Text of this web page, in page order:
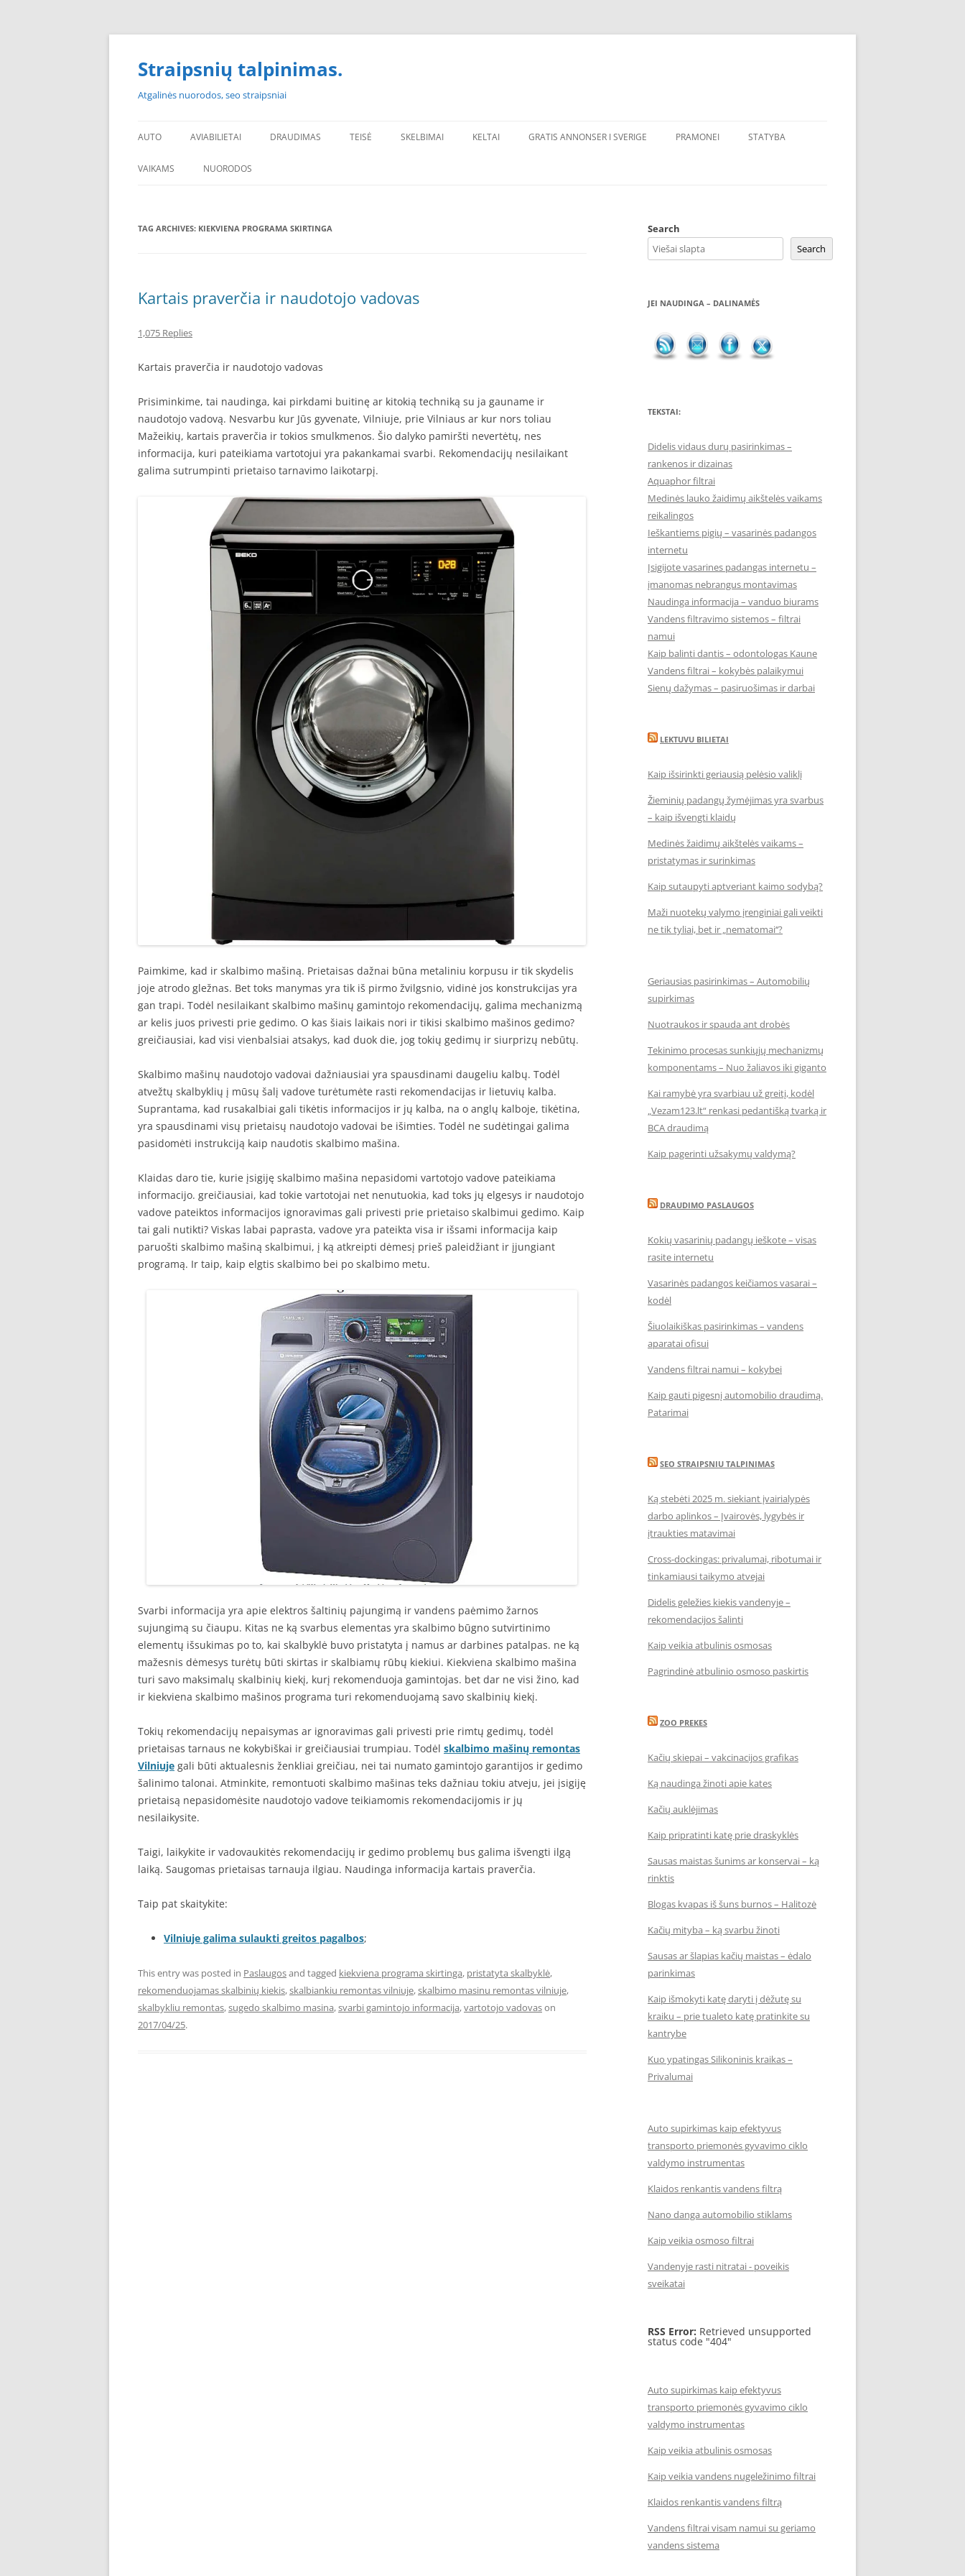
Skip
Straipsnių talpinimas.
Atgalinės nuorodos, seo straipsniai
AUTO AVIABILIETAI DRAUDIMAS TEISĖ SKELBIMAI KELTAI GRATIS ANNONSER I SVERIGE PRAMONEI STATYBA
VAIKAMS NUORODOS
PADANGOS PIGIAU
SEO STRAIPSNIU TALPINIMAS
TAG ARCHIVES: KIEKVIENA PROGRAMA SKIRTINGA
Kartais praverčia ir naudotojo vadovas
1,075 Replies
Kartais praverčia ir naudotojo vadovas
Prisiminkime, tai naudinga, kai pirkdami buitinę ar kitokią techniką su ja gauname ir
naudotojo vadovą. Nesvarbu kur Jūs gyvenate, Vilniuje, prie Vilniaus ar kur nors toliau
Mažeikių, kartais praverčia ir tokios smulkmenos. Šio dalyko pamiršti nevertėtų, nes
informacija, kuri pateikiama vartotojui yra pakankamai svarbi. Rekomendacijų nesilaikant
galima sutrumpinti prietaiso tarnavimo laikotarpį.
Paimkime, kad ir skalbimo mašiną. Prietaisas dažnai būna metaliniu korpusu ir tik skydelis
joje atrodo gležnas. Bet toks manymas yra tik iš pirmo žvilgsnio, vidinė jos konstrukcijas yra
gan trapi. Todėl nesilaikant skalbimo mašinų gamintojo rekomendacijų, galima mechanizmą
ar kelis juos privesti prie gedimo. O kas šiais laikais nori ir tikisi skalbimo mašinos gedimo?
greičiausiai, kad visi vienbalsiai atsakys, kad duok die, jog tokių gedimų ir siurprizų nebūtų.
Skalbimo mašinų naudotojo vadovai dažniausiai yra spausdinami daugeliu kalbų. Todėl
atvežtų skalbyklių į mūsų šalį vadove turėtumėte rasti rekomendacijas ir lietuvių kalba.
Suprantama, kad rusakalbiai gali tikėtis informacijos ir jų kalba, na o anglų kalboje, tikėtina,
yra spausdinami visų prietaisų naudotojo vadovai be išimties. Todėl ne sudėtingai galima
pasidomėti instrukciją kaip naudotis skalbimo mašina.
Klaidas daro tie, kurie įsigiję skalbimo mašina nepasidomi vartotojo vadove pateikiama
informacijo. greičiausiai, kad tokie vartotojai net nenutuokia, kad toks jų elgesys ir naudotojo
vadove pateiktos informacijos ignoravimas gali privesti prie prietaiso skalbimui gedimo. Kaip
tai gali nutikti? Viskas labai paprasta, vadove yra pateikta visa ir išsami informacija kaip
paruošti skalbimo mašiną skalbimui, į ką atkreipti dėmesį prieš paleidžiant ir įjungiant
programą. Ir taip, kaip elgtis skalbimo bei po skalbimo metu.
Svarbi informacija yra apie elektros šaltinių pajungimą ir vandens paėmimo žarnos
sujungimą su čiaupu. Kitas ne ką svarbus elementas yra skalbimo būgno sutvirtinimo
elementų išsukimas po to, kai skalbyklė buvo pristatyta į namus ar darbines patalpas. ne ką
mažesnis dėmesys turėtų būti skirtas ir skalbiamų rūbų kiekiui. Kiekviena skalbimo mašina
turi savo maksimalų skalbinių kiekį, kurį rekomenduoja gamintojas. bet dar ne visi žino, kad
ir kiekviena skalbimo mašinos programa turi rekomenduojamą savo skalbinių kiekį.
Tokių rekomendacijų nepaisymas ar ignoravimas gali privesti prie rimtų gedimų, todėl
prietaisas tarnaus ne kokybiškai ir greičiausiai trumpiau. Todėl skalbimo mašinų remontas
Vilniuje gali būti aktualesnis ženkliai greičiau, nei tai numato gamintojo garantijos ir gedimo
šalinimo talonai. Atminkite, remontuoti skalbimo mašinas teks dažniau tokiu atveju, jei įsigiję
prietaisą nepasidomėsite naudotojo vadove teikiamomis rekomendacijomis ir jų
nesilaikysite.
Taigi, laikykite ir vadovaukitės rekomendacijų ir gedimo problemų bus galima išvengti ilgą
laiką. Saugomas prietaisas tarnauja ilgiau. Naudinga informacija kartais praverčia.
Taip pat skaitykite:
Vilniuje galima sulaukti greitos pagalbos;
This entry was posted in Paslaugosand tagged kiekviena programa skirtinga, pristatyta skalbyklė,
rekomenduojamas skalbinių kiekis,skalbiankiu remontas vilniuje,skalbimo masinu remontas vilniuje,
skalbykliu remontas,sugedo skalbimo masina,svarbi gamintojo informacija,vartotojo vadovason
2017/04/25.
Search
Search
JEI NAUDINGA – DALINAMĖS
TEKSTAI:
Didelis vidaus durų pasirinkimas –
rankenos ir dizainas
Aquaphor filtrai
Medinės lauko žaidimų aikštelės vaikams
reikalingos
Ieškantiems pigių – vasarinės padangos
internetu
Įsigijote vasarines padangas internetu –
įmanomas nebrangus montavimas
Naudinga informacija – vanduo biurams
Vandens filtravimo sistemos – filtrai
namui
Kaip balinti dantis – odontologas Kaune
Vandens filtrai – kokybės palaikymui
Sienų dažymas – pasiruošimas ir darbai
LEKTUVU BILIETAI
Kaip išsirinkti geriausią pelėsio valiklį
Žieminių padangų žymėjimas yra svarbus
– kaip išvengti klaidų
Medinės žaidimų aikštelės vaikams –
pristatymas ir surinkimas
Kaip sutaupyti aptveriant kaimo sodybą?
Maži nuotekų valymo įrenginiai gali veikti
ne tik tyliai, bet ir „nematomai‘‘?
Geriausias pasirinkimas – Automobilių
supirkimas
Nuotraukos ir spauda ant drobės
Tekinimo procesas sunkiųjų mechanizmų
komponentams – Nuo žaliavos iki giganto
Kai ramybė yra svarbiau už greitį, kodėl
„Vezam123.lt“ renkasi pedantišką tvarką ir
BCA draudimą
Kaip pagerinti užsakymų valdymą?
DRAUDIMO PASLAUGOS
Kokių vasarinių padangų ieškote – visas
rasite internetu
Vasarinės padangos keičiamos vasarai –
kodėl
Šiuolaikiškas pasirinkimas – vandens
aparatai ofisui
Vandens filtrai namui – kokybei
Kaip gauti pigesnį automobilio draudimą.
Patarimai
SEO STRAIPSNIU TALPINIMAS
Ką stebėti 2025 m. siekiant įvairialypės
darbo aplinkos – Įvairovės, lygybės ir
įtraukties matavimai
Cross-dockingas: privalumai, ribotumai ir
tinkamiausi taikymo atvejai
Didelis geležies kiekis vandenyje –
rekomendacijos šalinti
Kaip veikia atbulinis osmosas
Pagrindinė atbulinio osmoso paskirtis
ZOO PREKES
Kačių skiepai – vakcinacijos grafikas
Ką naudinga žinoti apie kates
Kačių auklėjimas
Kaip pripratinti katę prie draskyklės
Sausas maistas šunims ar konservai – ką
rinktis
Blogas kvapas iš šuns burnos – Halitozė
Kačių mityba – ką svarbu žinoti
Sausas ar šlapias kačių maistas – ėdalo
parinkimas
Kaip išmokyti katę daryti į dėžutę su
kraiku – prie tualeto katę pratinkite su
kantrybe
Kuo ypatingas Silikoninis kraikas –
Privalumai
Auto supirkimas kaip efektyvus
transporto priemonės gyvavimo ciklo
valdymo instrumentas
Klaidos renkantis vandens filtrą
Nano danga automobilio stiklams
Kaip veikia osmoso filtrai
Vandenyje rasti nitratai - poveikis
sveikatai
RSS Error: Retrieved unsupported
status code "404"
Auto supirkimas kaip efektyvus
transporto priemonės gyvavimo ciklo
valdymo instrumentas
Kaip veikia atbulinis osmosas
Kaip veikia vandens nugeležinimo filtrai
Klaidos renkantis vandens filtrą
Vandens filtrai visam namui su geriamo
vandens sistema